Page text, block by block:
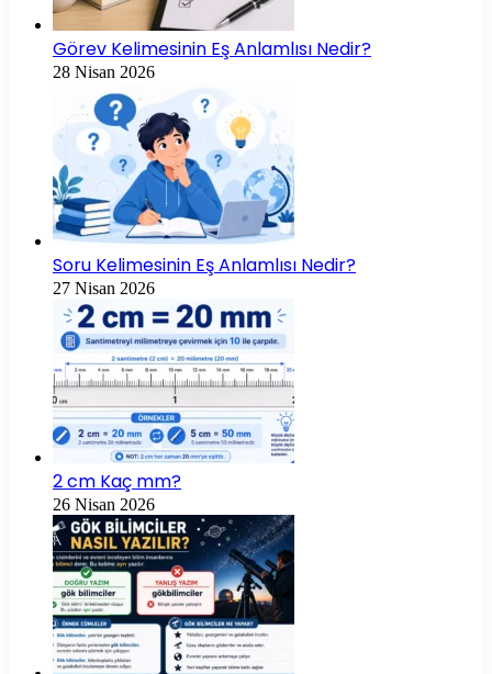
Görev Kelimesinin Eş Anlamlısı Nedir?
28 Nisan 2026
Soru Kelimesinin Eş Anlamlısı Nedir?
27 Nisan 2026
2 cm Kaç mm?
26 Nisan 2026